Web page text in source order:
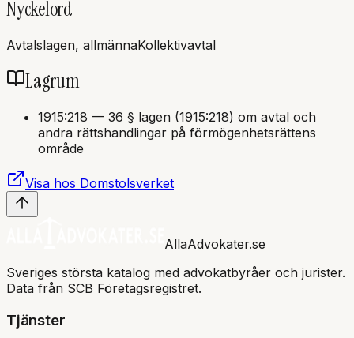
Nyckelord
Avtalslagen, allmännaKollektivavtal
Lagrum
1915:218 — 36 § lagen (1915:218) om avtal och
andra rättshandlingar på förmögenhetsrättens
område
Visa hos Domstolsverket
AllaAdvokater.se
Sveriges största katalog med advokatbyråer och jurister.
Data från SCB Företagsregistret.
Tjänster